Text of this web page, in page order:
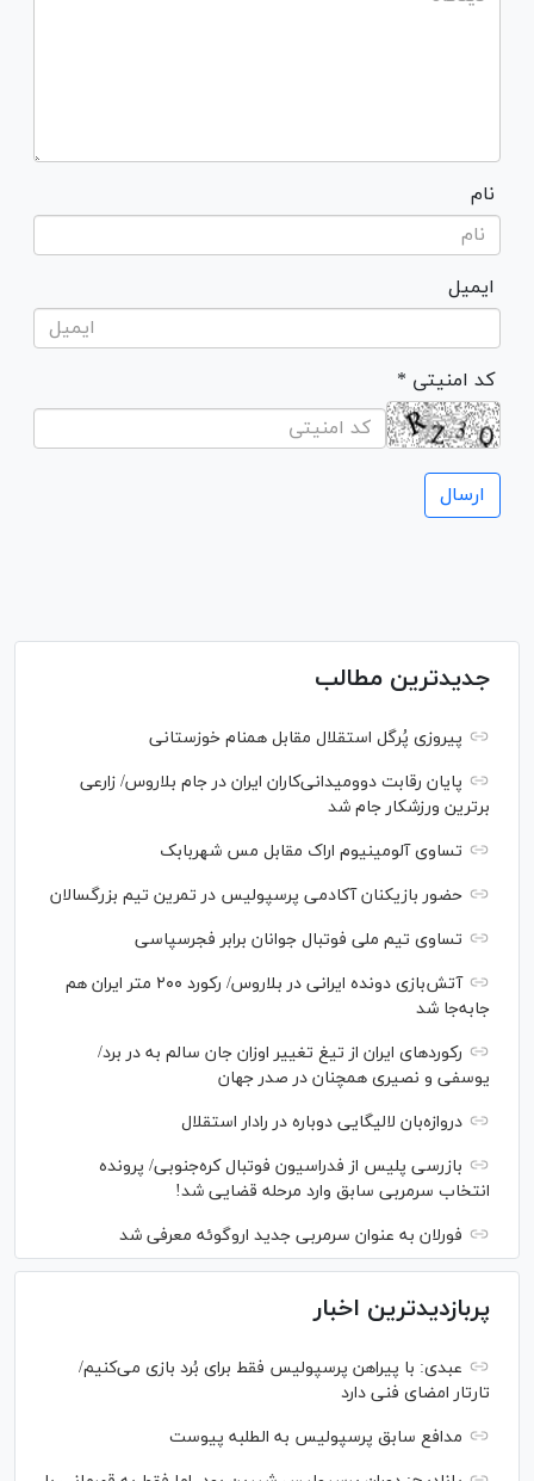
نام
ایمیل
* کد امنیتی
جدیدترین مطالب
پیروزی پُرگل استقلال مقابل همنام خوزستانی
پایان رقابت دوومیدانی‌کاران ایران در جام بلاروس/ زارعی
برترین ورزشکار جام شد
تساوی آلومینیوم اراک مقابل مس شهربابک
حضور بازیکنان آکادمی پرسپولیس در تمرین تیم بزرگسالان
تساوی تیم ملی فوتبال جوانان برابر فجرسپاسی
آتش‌بازی دونده ایرانی در بلاروس/ رکورد ۲۰۰ متر ایران هم
جابه‌جا شد
رکورد‌های ایران از تیغ تغییر اوزان جان سالم به در برد/
یوسفی و نصیری همچنان در صدر جهان
دروازه‌بان لالیگایی دوباره در رادار استقلال
بازرسی پلیس از فدراسیون فوتبال کره‌جنوبی/ پرونده
انتخاب سرمربی سابق وارد مرحله قضایی شد!
فورلان به عنوان سرمربی جدید اروگوئه معرفی شد
پربازدیدترین اخبار
عبدی: با پیراهن پرسپولیس فقط برای بُرد بازی می‌کنیم/
تارتار امضای فنی دارد
مدافع سابق پرسپولیس به الطلبه پیوست